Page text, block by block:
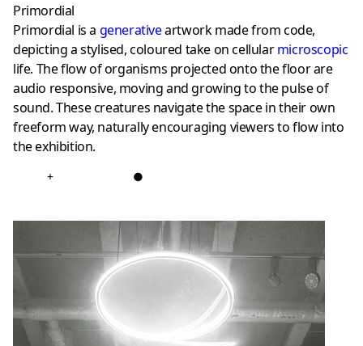
Primordial
Primordial is a generativeartwork made from code,
depicting a stylised, coloured take on cellularmicroscopic
life. The flow of organisms projected onto the floor are
audio responsive, moving and growing to the pulse of
sound. These creatures navigate the space in their own
freeform way, naturally encouraging viewers to flow into
the exhibition.
+ ●